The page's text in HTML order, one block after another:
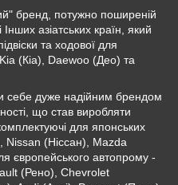
бренд, потужно поширеній
азіатських країн, який
та ходової для
(Кіа), Daewoo (Део) та
дуже надійним брендом
що став виробляти
для японських
(Ніссан), Mazda
європейського автопрому -
(Рено), Chevrolet